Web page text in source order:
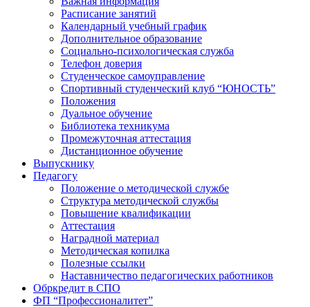
Расписание занятий
Календарный учебный график
Дополнительное образование
Социально-психологическая служба
Телефон доверия
Студенческое самоуправление
Спортивный студенческий клуб “ЮНОСТЬ”
Положения
Дуальное обучение
Библиотека техникума
Промежуточная аттестация
Дистанционное обучение
Выпускнику
Педагогу
Положение о методической службе
Структура методической службы
Повышение квалификации
Аттестация
Наградной материал
Методическая копилка
Полезные ссылки
Наставничество педагогических работников
Обркредит в СПО
ФП “Профессионалитет”